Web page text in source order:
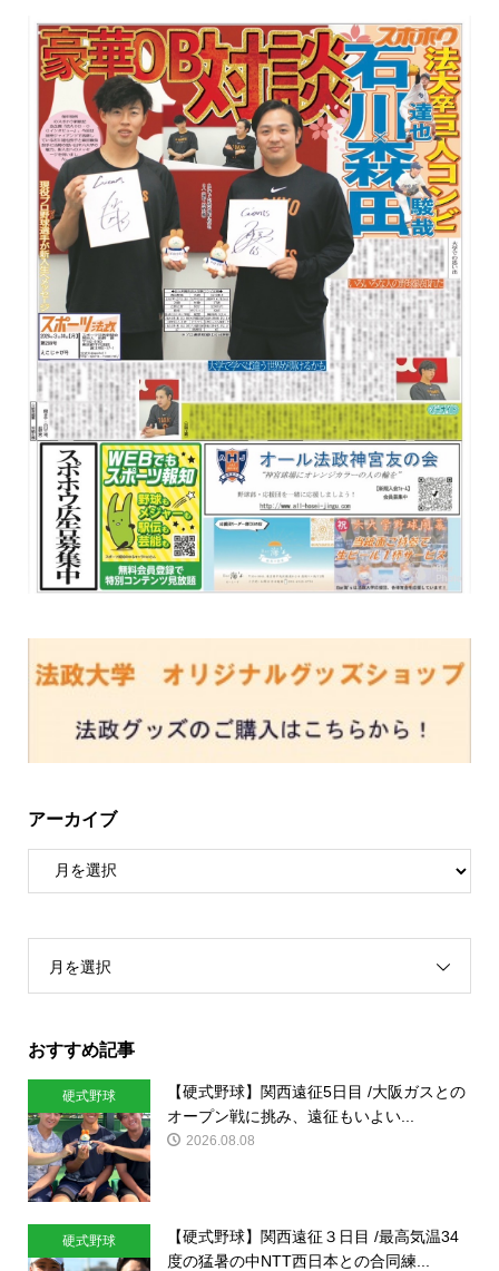
アーカイブ
月を選択
おすすめ記事
硬式野球
【硬式野球】関西遠征5日目 /大阪ガスとの
オープン戦に挑み、遠征もいよい...
2026.08.08
硬式野球
【硬式野球】関西遠征３日目 /最高気温34
度の猛暑の中NTT西日本との合同練...